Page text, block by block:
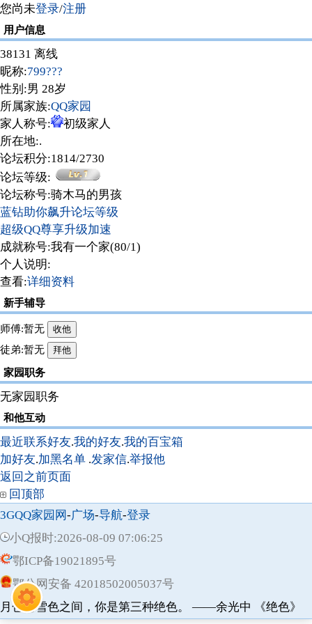
您尚未登录/注册
用户信息
38131 离线
昵称:799???
性别:男 28岁
所属家族:QQ家园
家人称号:
初级家人
所在地:.
论坛积分:1814/2730
论坛等级:
论坛称号:骑木马的男孩
蓝钻助你飙升论坛等级
超级QQ尊享升级加速
成就称号:我有一个家(80/1)
个人说明:
查看:详细资料
新手辅导
师傅:暂无
徒弟:暂无
家园职务
无家园职务
和他互动
最近联系好友.我的好友.我的百宝箱
加好友.加黑名单 .发家信.举报他
返回之前页面
回顶部
3GQQ家园网-广场-导航-登录
仙缘
树洞
小Q报时:2026-08-09 07:06:25
鄂ICP备19021895号
鄂公网安备 42018502005037号
月色与雪色之间，你是第三种绝色。 ——余光中 《绝色》